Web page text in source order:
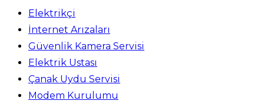
Elektrikçi
İnternet Arızaları
Güvenlik Kamera Servisi
Elektrik Ustası
Çanak Uydu Servisi
Modem Kurulumu